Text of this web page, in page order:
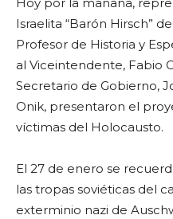
Hoy por la mañana,
Israelita “Barón Hirsch”
Profesor de Historia y
al Viceintendente, Fabio
Secretario de Gobierno,
Onik, presentaron el
víctimas del Holocausto.
El 27 de enero se
las tropas soviéticas del
exterminio nazi de